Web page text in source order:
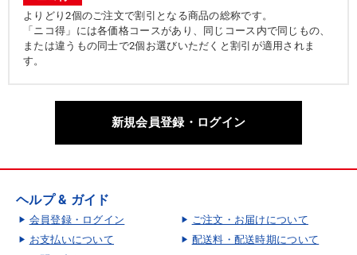
よりどり2個のご注文で割引となる商品の総称です。
「ニコ得」には各価格コースがあり、同じコース内で同じもの、
または違うもの同士で2個お選びいただくと割引が適用されま
す。
新規会員登録・ログイン
ヘルプ & ガイド
会員登録・ログイン
ご注文・お届けについて
お支払いについて
配送料・配送時期について